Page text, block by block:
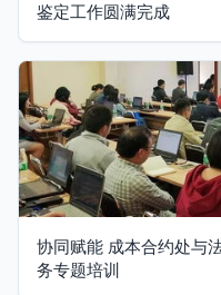
鉴定工作圆满完成
协同赋能 成本合约处与
务专题培训